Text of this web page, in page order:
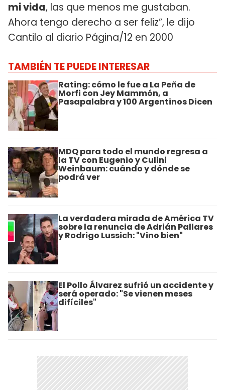
mi vida, las que menos me gustaban.
Ahora tengo derecho a ser feliz”, le dijo
Cantilo al diario Página/12 en 2000
TAMBIÉN TE PUEDE INTERESAR
Rating: cómo le fue a La Peña de
Morfi con Jey Mammón, a
Pasapalabra y 100 Argentinos Dicen
MDQ para todo el mundo regresa a
la TV con Eugenio y Culini
Weinbaum: cuándo y dónde se
podrá ver
La verdadera mirada de América TV
sobre la renuncia de Adrián Pallares
y Rodrigo Lussich: "Vino bien"
El Pollo Álvarez sufrió un accidente y
será operado: "Se vienen meses
difíciles"